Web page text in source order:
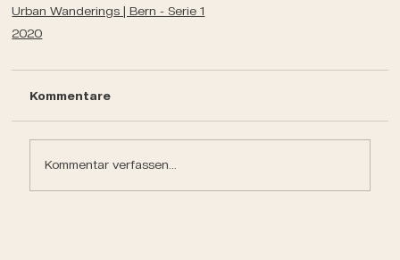
Urban Wanderings | Bern - Serie 1
2020
Kommentare
Kommentar verfassen...